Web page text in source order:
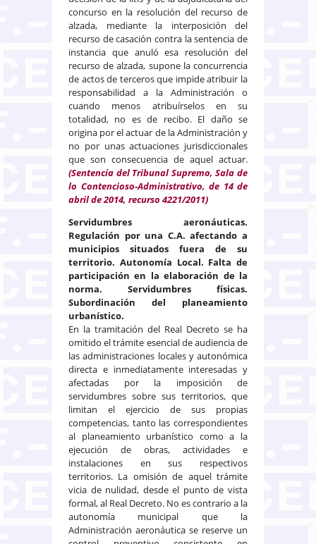
concurso en la resolución del recurso de
alzada, mediante la interposición del
recurso de casación contra la sentencia de
instancia que anuló esa resolución del
recurso de alzada, supone la concurrencia
de actos de terceros que impide atribuir la
responsabilidad a la Administración o
cuando menos atribuírselos en su
totalidad, no es de recibo. El daño se
origina por el actuar de la Administración y
no por unas actuaciones jurisdiccionales
que son consecuencia de aquel actuar.
(Sentencia del Tribunal Supremo, Sala de
lo Contencioso-Administrativo, de 14 de
abril de 2014, recurso 4221/2011)
Servidumbres aeronáuticas.
Regulación por una C.A. afectando a
municipios situados fuera de su
territorio. Autonomía Local. Falta de
participación en la elaboración de la
norma. Servidumbres físicas.
Subordinación del planeamiento
urbanístico.
En la tramitación del Real Decreto se ha
omitido el trámite esencial de audiencia de
las administraciones locales y autonómica
directa e inmediatamente interesadas y
afectadas por la imposición de
servidumbres sobre sus territorios, que
limitan el ejercicio de sus propias
competencias, tanto las correspondientes
al planeamiento urbanístico como a la
ejecución de obras, actividades e
instalaciones en sus respectivos
territorios. La omisión de aquel trámite
vicia de nulidad, desde el punto de vista
formal, al Real Decreto. No es contrario a la
autonomía municipal que la
Administración aeronáutica se reserve un